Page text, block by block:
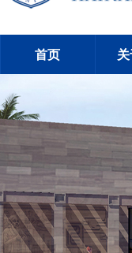
首页